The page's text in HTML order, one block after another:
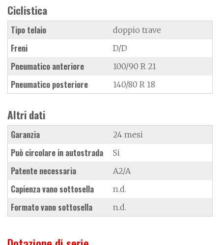
Ciclistica
Tipo telaio doppio trave
Freni D/D
Pneumatico anteriore 100/90 R 21
Pneumatico posteriore 140/80 R 18
Altri dati
Garanzia 24 mesi
Può circolare in autostrada Si
Patente necessaria A2/A
Capienza vano sottosella n.d.
Formato vano sottosella n.d.